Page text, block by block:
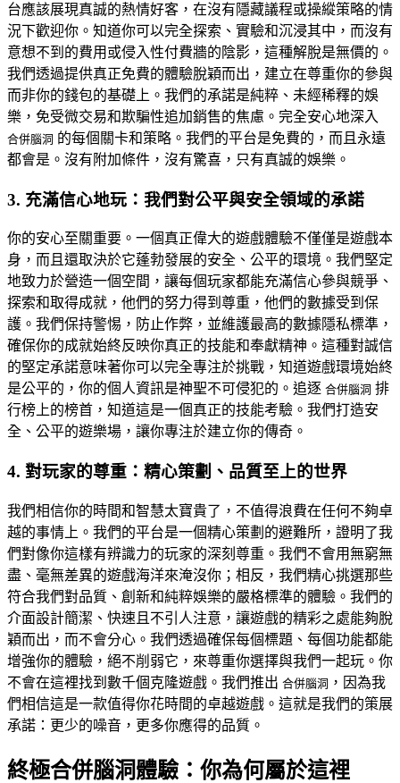
台應該展現真誠的熱情好客，在沒有隱藏議程或操縱策略的情
況下歡迎你。知道你可以完全探索、實驗和沉浸其中，而沒有
意想不到的費用或侵入性付費牆的陰影，這種解脫是無價的。
我們透過提供真正免費的體驗脫穎而出，建立在尊重你的參與
而非你的錢包的基礎上。我們的承諾是純粹、未經稀釋的娛
樂，免受微交易和欺騙性追加銷售的焦慮。完全安心地深入
合併腦洞 的每個關卡和策略。我們的平台是免費的，而且永遠
都會是。沒有附加條件，沒有驚喜，只有真誠的娛樂。
3. 充滿信心地玩：我們對公平與安全領域的承諾
你的安心至關重要。一個真正偉大的遊戲體驗不僅僅是遊戲本
身，而且還取決於它蓬勃發展的安全、公平的環境。我們堅定
地致力於營造一個空間，讓每個玩家都能充滿信心參與競爭、
探索和取得成就，他們的努力得到尊重，他們的數據受到保
護。我們保持警惕，防止作弊，並維護最高的數據隱私標準，
確保你的成就始終反映你真正的技能和奉獻精神。這種對誠信
的堅定承諾意味著你可以完全專注於挑戰，知道遊戲環境始終
是公平的，你的個人資訊是神聖不可侵犯的。追逐 合併腦洞 排
行榜上的榜首，知道這是一個真正的技能考驗。我們打造安
全、公平的遊樂場，讓你專注於建立你的傳奇。
4. 對玩家的尊重：精心策劃、品質至上的世界
我們相信你的時間和智慧太寶貴了，不值得浪費在任何不夠卓
越的事情上。我們的平台是一個精心策劃的避難所，證明了我
們對像你這樣有辨識力的玩家的深刻尊重。我們不會用無窮無
盡、毫無差異的遊戲海洋來淹沒你；相反，我們精心挑選那些
符合我們對品質、創新和純粹娛樂的嚴格標準的體驗。我們的
介面設計簡潔、快速且不引人注意，讓遊戲的精彩之處能夠脫
穎而出，而不會分心。我們透過確保每個標題、每個功能都能
增強你的體驗，絕不削弱它，來尊重你選擇與我們一起玩。你
不會在這裡找到數千個克隆遊戲。我們推出 合併腦洞 ，因為我
們相信這是一款值得你花時間的卓越遊戲。這就是我們的策展
承諾：更少的噪音，更多你應得的品質。
終極合併腦洞體驗：你為何屬於這裡